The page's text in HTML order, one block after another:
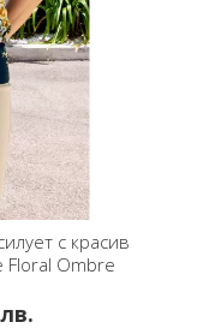
с красив
Floral Ombre